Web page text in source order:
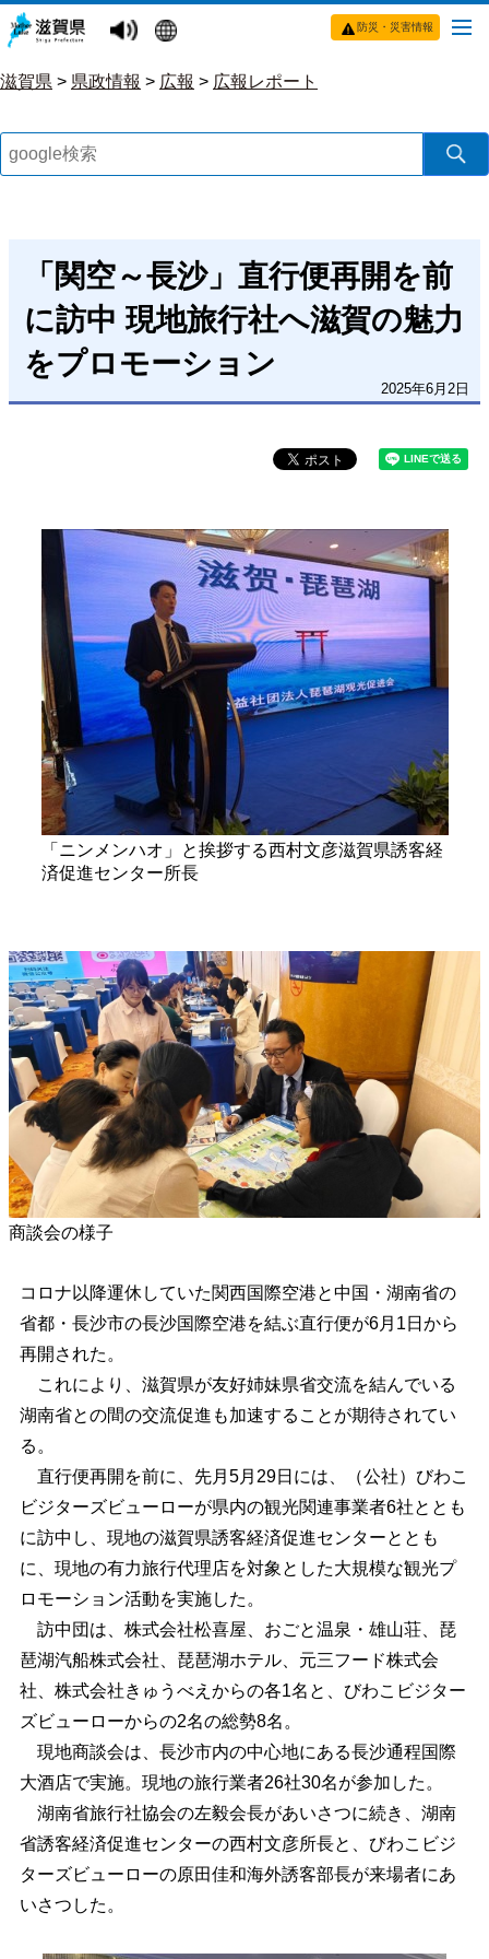
防災・災害情報
滋賀県 > 県政情報 > 広報 > 広報レポート
「関空～長沙」直行便再開を前
に訪中 現地旅行社へ滋賀の魅力
をプロモーション
2025年6月2日
「ニンメンハオ」と挨拶する西村文彦滋賀県誘客経
済促進センター所長
商談会の様子
コロナ以降運休していた関西国際空港と中国・湖南省の
省都・長沙市の長沙国際空港を結ぶ直行便が6月1日から
再開された。
これにより、滋賀県が友好姉妹県省交流を結んでいる
湖南省との間の交流促進も加速することが期待されてい
る。
直行便再開を前に、先月5月29日には、（公社）びわこ
ビジターズビューローが県内の観光関連事業者6社ととも
に訪中し、現地の滋賀県誘客経済促進センターととも
に、現地の有力旅行代理店を対象とした大規模な観光プ
ロモーション活動を実施した。
訪中団は、株式会社松喜屋、おごと温泉・雄山荘、琵
琶湖汽船株式会社、琵琶湖ホテル、元三フード株式会
社、株式会社きゅうべえからの各1名と、びわこビジター
ズビューローからの2名の総勢8名。
現地商談会は、長沙市内の中心地にある長沙通程国際
大酒店で実施。現地の旅行業者26社30名が参加した。
湖南省旅行社協会の左毅会長があいさつに続き、湖南
省誘客経済促進センターの西村文彦所長と、びわこビジ
ターズビューローの原田佳和海外誘客部長が来場者にあ
いさつした。